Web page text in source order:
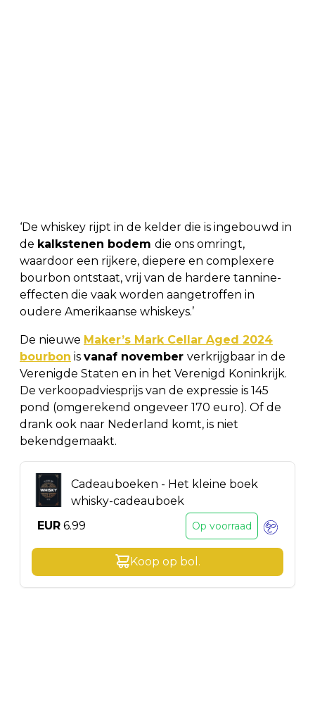
‘De whiskey rijpt in de kelder die is ingebouwd in
de kalkstenen bodem die ons omringt,
waardoor een rijkere, diepere en complexere
bourbon ontstaat, vrij van de hardere tannine-
effecten die vaak worden aangetroffen in
oudere Amerikaanse whiskeys.’
De nieuwe Maker’s Mark Cellar Aged 2024
bourbon is vanaf november verkrijgbaar in de
Verenigde Staten en in het Verenigd Koninkrijk.
De verkoopadviesprijs van de expressie is 145
pond (omgerekend ongeveer 170 euro). Of de
drank ook naar Nederland komt, is niet
bekendgemaakt.
Cadeauboeken - Het kleine boek
whisky-cadeauboek
EUR 6.99 Op voorraad
Koop op bol .